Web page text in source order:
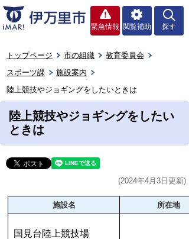
緊急情報 閲覧補助 探す
トップページ 市の組織
教育委員会
スポーツ課
施設案内
陸上競技やジョギングをしたいときは
陸上競技やジョギングをしたい
ときは
(2024年4月3日更新)
施設名 所在地
国見台陸上競技場